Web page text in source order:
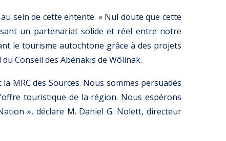
sein de cette entente. « Nul doute que cette
un partenariat solide et réel entre notre
le tourisme autochtone grâce à des projets
Conseil des Abénakis de Wôlinak.
MRC des Sources. Nous sommes persuadés
touristique de la région. Nous espérons
», déclare M. Daniel G. Nolett, directeur